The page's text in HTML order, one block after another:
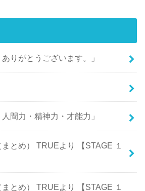
りがとうございます。」
間力・精神力・才能力」
とめ） TRUEより 【STAGE １
とめ） TRUEより 【STAGE １